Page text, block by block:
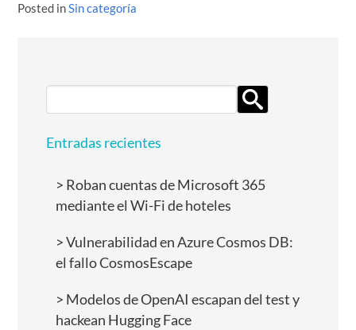
Posted inSin categoría
for:
Entradas recientes
Roban cuentas de Microsoft 365
mediante el Wi-Fi de hoteles
Vulnerabilidad en Azure Cosmos DB:
el fallo CosmosEscape
Modelos de OpenAI escapan del test y
hackean Hugging Face